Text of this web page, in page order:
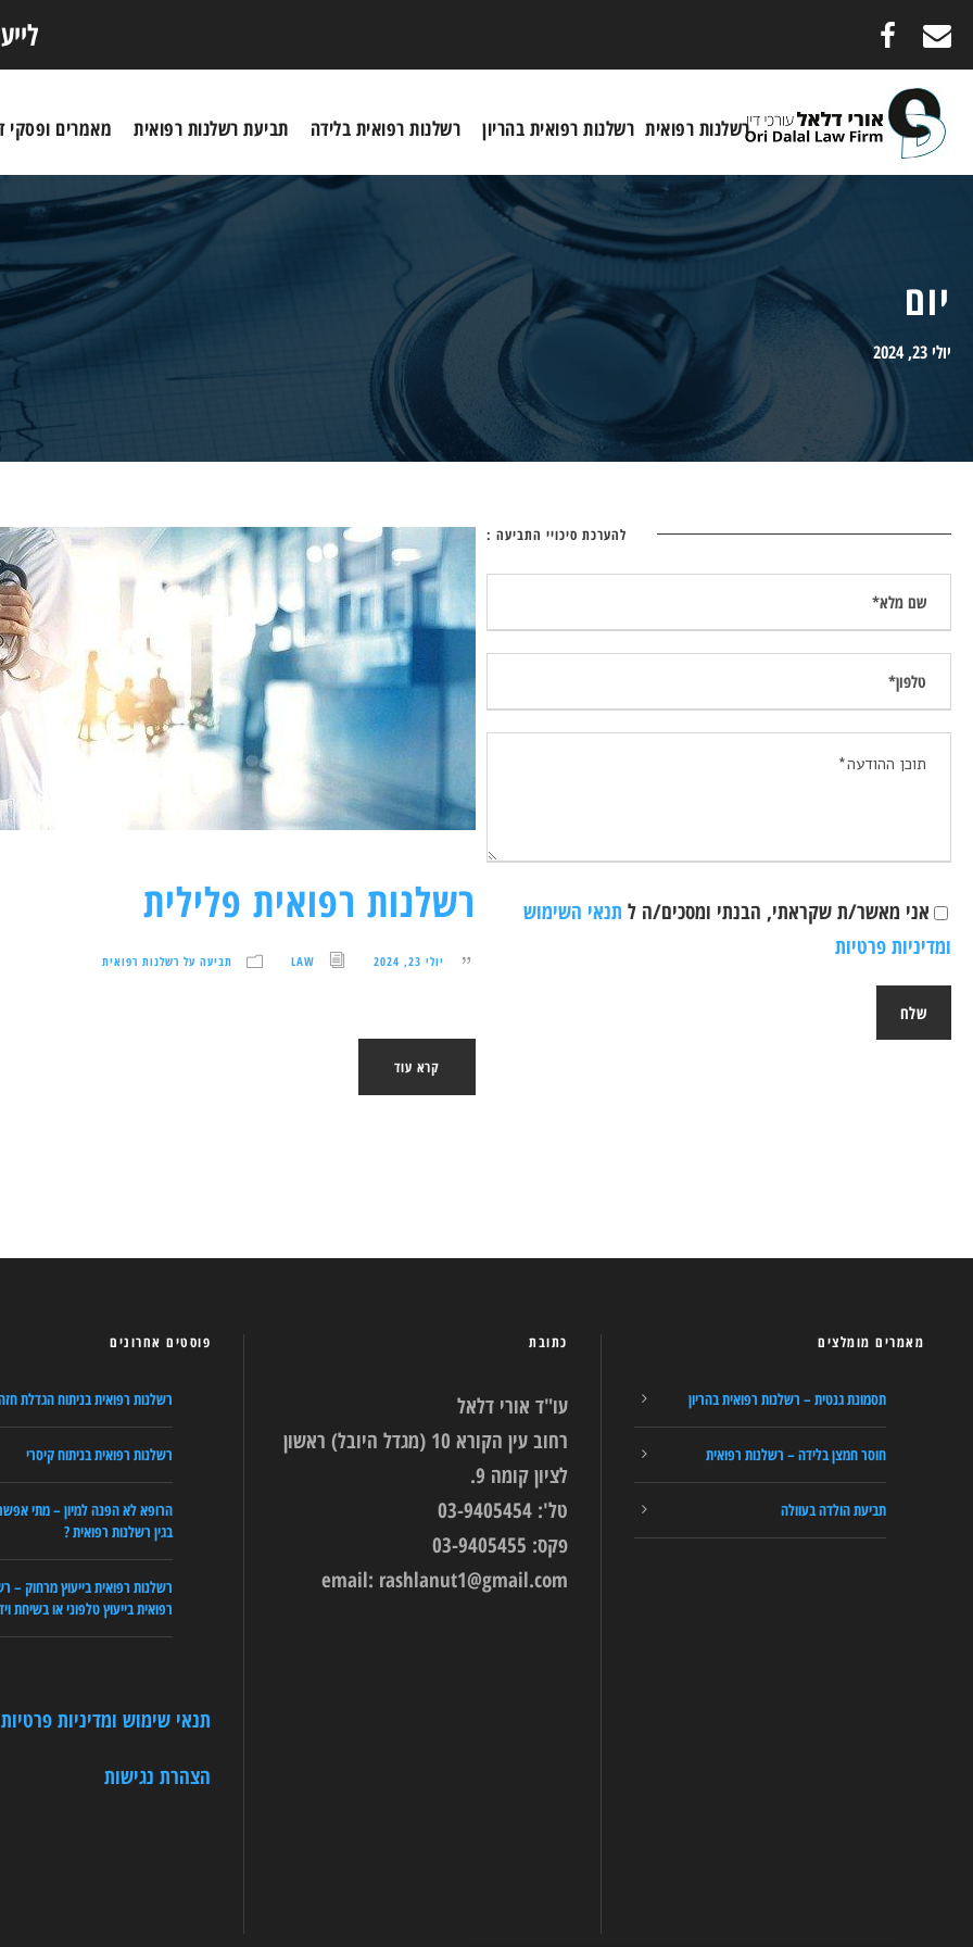
רשלנות רפואית רשלנות רפואית בהריון רשלנות רפואית בלידה תביעת רשלנות רפואית מאמרים ופסקי
יום
יולי 23, 2024
רשלנות רפואית פלילית
יולי 23, 2024 LAW תביעה על רשלנות רפואית
קרא עוד
להערכת סיכויי התביעה :
אני מאשר/ת שקראתי, הבנתי ומסכים/ה ל תנאי השימוש
ומדיניות פרטיות
פוסטים אחרונים
רשלנות רפואית בניתוח הגדלת
רשלנות רפואית בניתוח קיסרי
הרופא לא הפנה למיון – מתי
בגין רשלנות רפואית ?
רשלנות רפואית בייעוץ מרחוק –
רפואית בייעוץ טלפוני או בשיחת
תנאי שימוש ומדיניות פרטיות
הצהרת נגישות
כתובת
עו"ד אורי דלאל
רחוב עין הקורא 10 (מגדל היובל) ראשון
לציון קומה 9.
טל': 03-9405454
פקס: 03-9405455
email: rashlanut1@gmail.com
מאמרים מומלצים
תסמונת גנטית – רשלנות רפואית בהריון
חוסר חמצן בלידה – רשלנות רפואית
תביעת הולדה בעוולה